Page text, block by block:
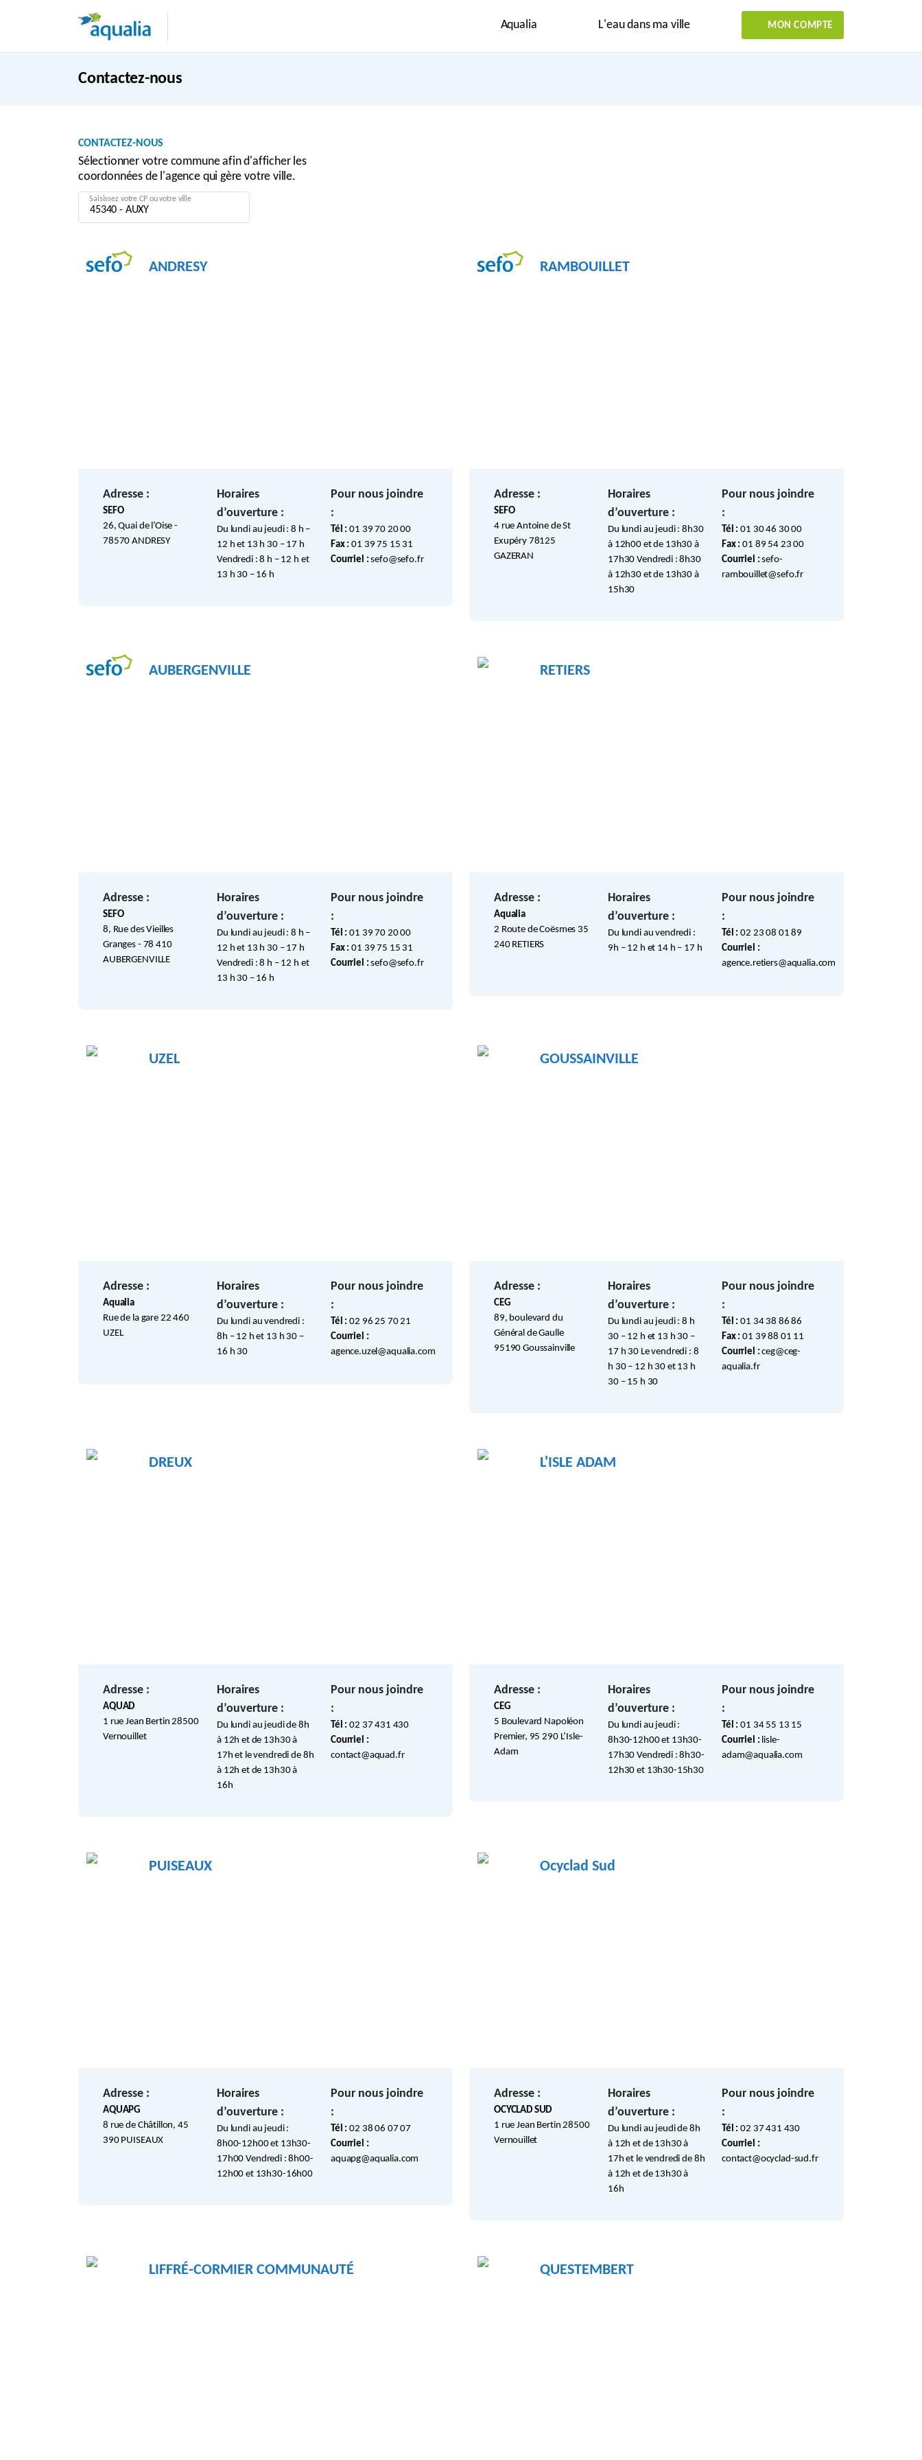
Aqualia L'eau dans ma ville MON COMPTE
Contactez-nous
CONTACTEZ-NOUS
Sélectionner votre commune afin d'afficher les
coordonnées de l'agence qui gère votre ville.
Saisissez votre CP ou votre ville
ANDRESY
Adresse :
SEFO
26, Quai de l’Oise -
78570 ANDRESY
Horaires
d’ouverture :
Du lundi au jeudi : 8 h –
12 h et 13 h 30 – 17 h
Vendredi : 8 h – 12 h et
13 h 30 – 16 h
Pour nous joindre
:
Tél :01 39 70 20 00
Fax :01 39 75 15 31
Courriel :sefo@sefo.fr
RAMBOUILLET
Adresse :
SEFO
4 rue Antoine de St
Exupéry 78125
GAZERAN
Horaires
d’ouverture :
Du lundi au jeudi : 8h30
à 12h00 et de 13h30 à
17h30 Vendredi : 8h30
à 12h30 et de 13h30 à
15h30
Pour nous joindre
:
Tél :01 30 46 30 00
Fax :01 89 54 23 00
Courriel :sefo-
rambouillet@sefo.fr
AUBERGENVILLE
Adresse :
SEFO
8, Rue des Vieilles
Granges - 78 410
AUBERGENVILLE
Horaires
d’ouverture :
Du lundi au jeudi : 8 h –
12 h et 13 h 30 – 17 h
Vendredi : 8 h – 12 h et
13 h 30 – 16 h
Pour nous joindre
:
Tél :01 39 70 20 00
Fax :01 39 75 15 31
Courriel :sefo@sefo.fr
RETIERS
Adresse :
Aqualia
2 Route de Coësmes 35
240 RETIERS
Horaires
d’ouverture :
Du lundi au vendredi :
9h – 12 h et 14 h – 17 h
Pour nous joindre
:
Tél :02 23 08 01 89
Courriel :
agence.retiers@aqualia.com
UZEL
Adresse :
Aqualia
Rue de la gare 22 460
UZEL
Horaires
d’ouverture :
Du lundi au vendredi :
8h – 12 h et 13 h 30 –
16 h 30
Pour nous joindre
:
Tél :02 96 25 70 21
Courriel :
agence.uzel@aqualia.com
GOUSSAINVILLE
Adresse :
CEG
89, boulevard du
Général de Gaulle
95190 Goussainville
Horaires
d’ouverture :
Du lundi au jeudi : 8 h
30 – 12 h et 13 h 30 –
17 h 30 Le vendredi : 8
h 30 – 12 h 30 et 13 h
30 – 15 h 30
Pour nous joindre
:
Tél :01 34 38 86 86
Fax :01 39 88 01 11
Courriel :ceg@ceg-
aqualia.fr
DREUX
Adresse :
AQUAD
1 rue Jean Bertin 28500
Vernouillet
Horaires
d’ouverture :
Du lundi au jeudi de 8h
à 12h et de 13h30 à
17h et le vendredi de 8h
à 12h et de 13h30 à
16h
Pour nous joindre
:
Tél :02 37 431 430
Courriel :
contact@aquad.fr
L'ISLE ADAM
Adresse :
CEG
5 Boulevard Napoléon
Premier, 95 290 L’Isle-
Adam
Horaires
d’ouverture :
Du lundi au jeudi :
8h30-12h00 et 13h30-
17h30 Vendredi : 8h30-
12h30 et 13h30-15h30
Pour nous joindre
:
Tél :01 34 55 13 15
Courriel : lisle-
adam@aqualia.com
PUISEAUX
Adresse :
AQUAPG
8 rue de Châtillon, 45
390 PUISEAUX
Horaires
d’ouverture :
Du lundi au jeudi :
8h00-12h00 et 13h30-
17h00 Vendredi : 8h00-
12h00 et 13h30-16h00
Pour nous joindre
:
Tél :02 38 06 07 07
Courriel :
aquapg@aqualia.com
Ocyclad Sud
Adresse :
OCYCLAD SUD
1 rue Jean Bertin 28500
Vernouillet
Horaires
d’ouverture :
Du lundi au jeudi de 8h
à 12h et de 13h30 à
17h et le vendredi de 8h
à 12h et de 13h30 à
16h
Pour nous joindre
:
Tél :02 37 431 430
Courriel :
contact@ocyclad-sud.fr
LIFFRÉ-CORMIER COMMUNAUTÉ QUESTEMBERT